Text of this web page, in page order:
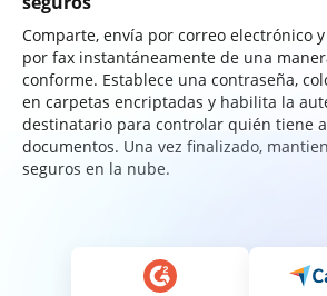
Comparte, envía por correo electrónico
por fax instantáneamente de una
conforme. Establece una contraseña,
en carpetas encriptadas y habilita la
destinatario para controlar quién tiene
documentos. Una vez finalizado,
seguros en la nube.